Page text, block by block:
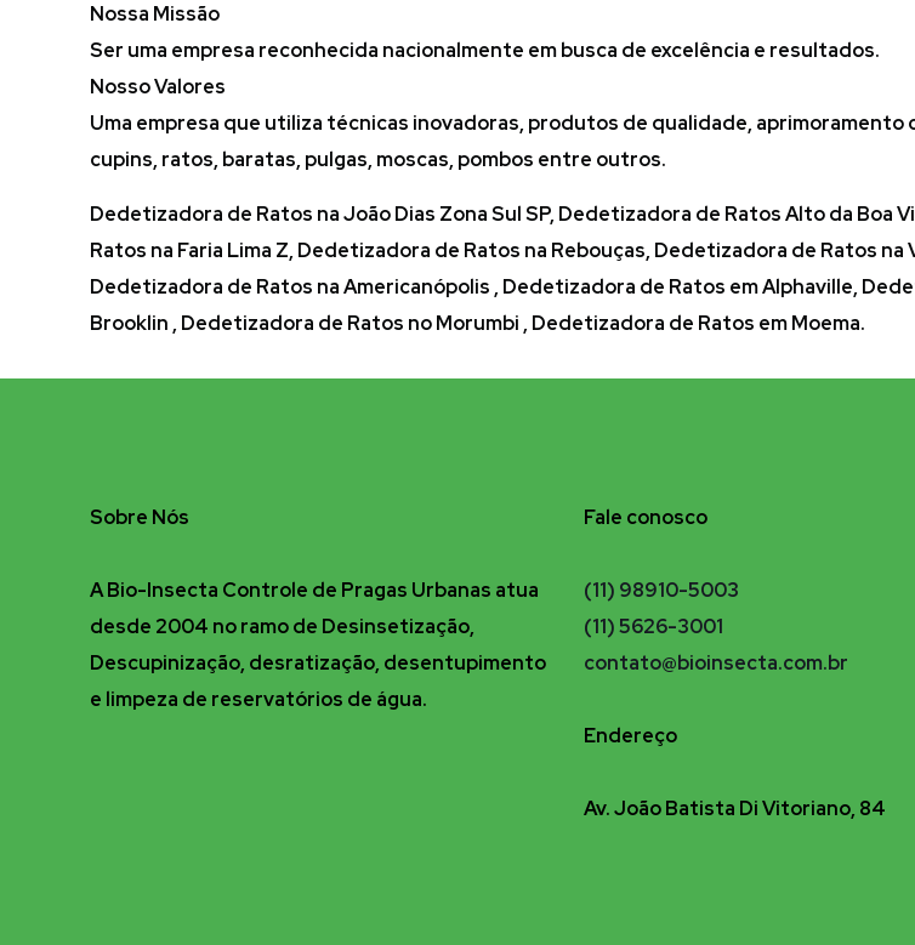
Nossa Missão
Ser uma empresa reconhecida nacionalmente em busca de excelência e resultados.
Nosso Valores
Uma empresa que utiliza técnicas inovadoras, produtos de qualidade,
cupins, ratos, baratas, pulgas, moscas, pombos entre outros.
Dedetizadora de Ratos na João Dias Zona Sul SP, Dedetizadora de Ratos Alto da
Ratos na Faria Lima Z, Dedetizadora de Ratos na Rebouças, Dedetizadora de Ratos
Dedetizadora de Ratos na Americanópolis , Dedetizadora de Ratos em Alphaville,
Brooklin , Dedetizadora de Ratos no Morumbi , Dedetizadora de Ratos em Moema.
Sobre Nós
A Bio-Insecta Controle de Pragas Urbanas atua
desde 2004 no ramo de Desinsetização,
Descupinização, desratização, desentupimento
e limpeza de reservatórios de água.
Fale conosco
(11) 98910-5003
(11) 5626-3001
contato@bioinsecta.com.br
Endereço
Av. João Batista Di Vitoriano, 84